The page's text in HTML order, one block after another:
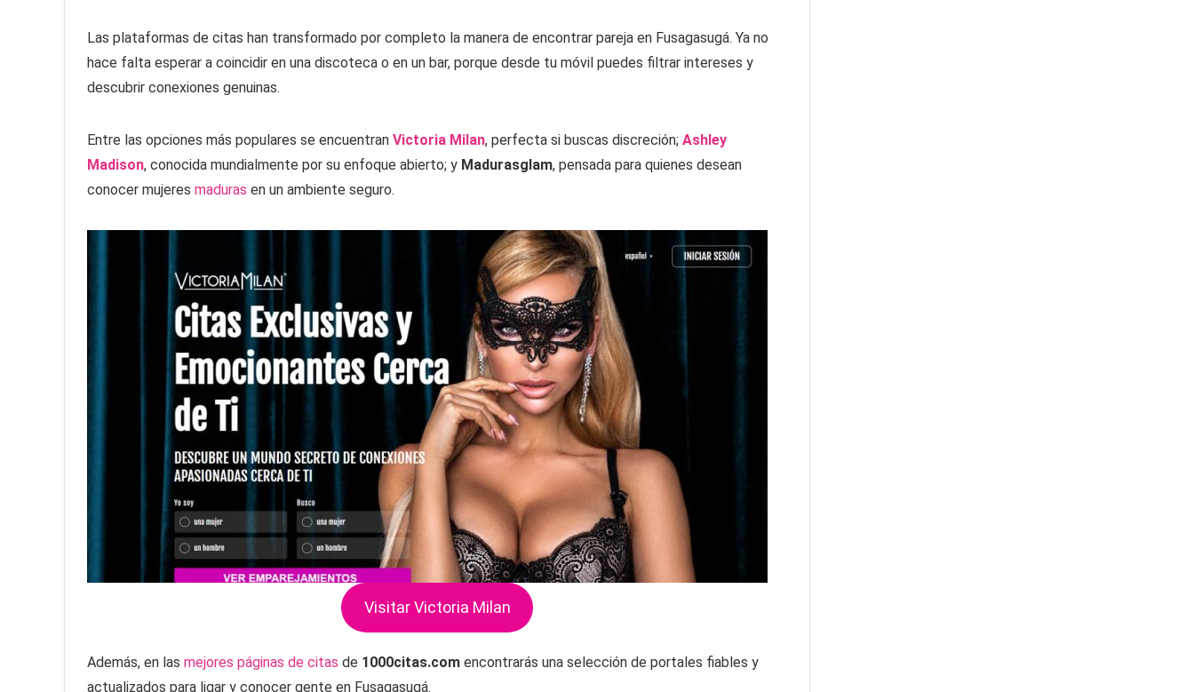
Las plataformas de citas han transformado por completo la manera de encontrar pareja en Fusagasugá. Ya no
hace falta esperar a coincidir en una discoteca o en un bar, porque desde tu móvil puedes filtrar intereses y
descubrir conexiones genuinas.
Entre las opciones más populares se encuentran Victoria Milan, perfecta si buscas discreción; Ashley
Madison, conocida mundialmente por su enfoque abierto; y Madurasglam, pensada para quienes desean
conocer mujeres maduras en un ambiente seguro.
Visitar Victoria Milan
Además, en las mejores páginas de citas de 1000citas.com encontrarás una selección de portales fiables y
actualizados para ligar y conocer gente en Fusagasugá.